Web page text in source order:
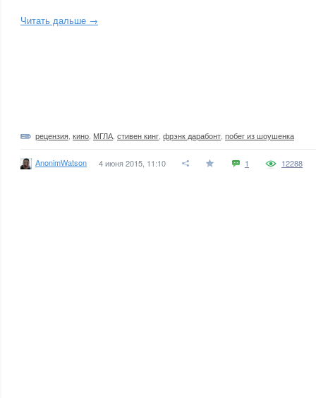
Читать дальше →
рецензия кино МГЛА стивен кинг фрэнк дарабонт побег из шоушенка
AnonimWatson 4 июня 2015, 11:10 1 12288